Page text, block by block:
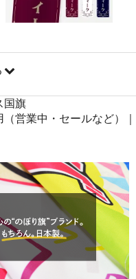
42581
国旗
営業中・セールなど）｜